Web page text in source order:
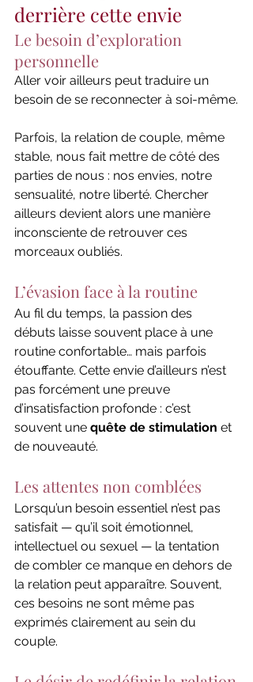
derrière cette envie
Le besoin d’exploration
personnelle
Aller voir ailleurs peut traduire un
besoin de se reconnecter à soi-même.
Parfois, la relation de couple, même
stable, nous fait mettre de côté des
parties de nous : nos envies, notre
sensualité, notre liberté. Chercher
ailleurs devient alors une manière
inconsciente de retrouver ces
morceaux oubliés.
L’évasion face à la routine
Au fil du temps, la passion des
débuts laisse souvent place à une
routine confortable… mais parfois
étouffante. Cette envie d’ailleurs n’est
pas forcément une preuve
d’insatisfaction profonde : c’est
souvent une quête de stimulation et
de nouveauté.
Les attentes non comblées
Lorsqu’un besoin essentiel n’est pas
satisfait — qu’il soit émotionnel,
intellectuel ou sexuel — la tentation
de combler ce manque en dehors de
la relation peut apparaître. Souvent,
ces besoins ne sont même pas
exprimés clairement au sein du
couple.